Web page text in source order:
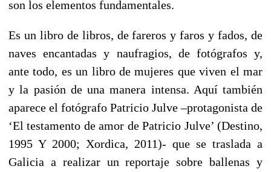
son los elementos fundamentales.
Es un libro de libros, de fareros y faros y fados, de
naves encantadas y naufragios, de fotógrafos y,
ante todo, es un libro de mujeres que viven el mar
y la pasión de una manera intensa. Aquí también
aparece el fotógrafo Patricio Julve –protagonista de
‘El testamento de amor de Patricio Julve’ (Destino,
1995 Y 2000; Xordica, 2011)- que se traslada a
Galicia a realizar un reportaje sobre ballenas y